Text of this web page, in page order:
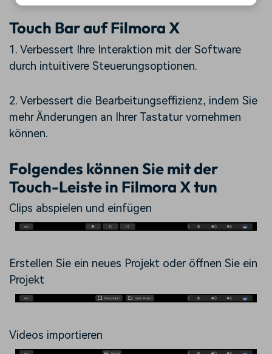
Touch Bar auf Filmora X
1. Verbessert Ihre Interaktion mit der Software
durch intuitivere Steuerungsoptionen.
2. Verbessert die Bearbeitungseffizienz, indem Sie
mehr Änderungen an Ihrer Tastatur vornehmen
können.
Folgendes können Sie mit der
Touch-Leiste in Filmora X tun
Clips abspielen und einfügen
Erstellen Sie ein neues Projekt oder öffnen Sie ein
Projekt
Videos importieren